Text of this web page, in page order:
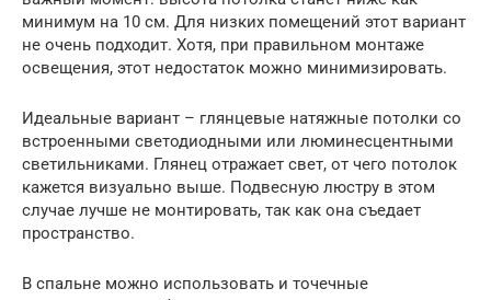
минимум на 10 см. Для низких помещений этот вариант
не очень подходит. Хотя, при правильном монтаже
освещения, этот недостаток можно минимизировать.
Идеальные вариант – глянцевые натяжные потолки со
встроенными светодиодными или люминесцентными
светильниками. Глянец отражает свет, от чего потолок
кажется визуально выше. Подвесную люстру в этом
случае лучше не монтировать, так как она съедает
пространство.
В спальне можно использовать и точечные